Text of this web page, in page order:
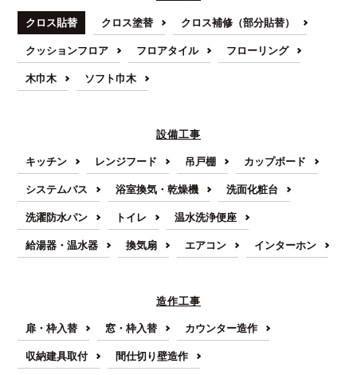
クロス貼替 クロス塗替 クロス補修（部分貼替）
クッションフロア フロアタイル フローリング
木巾木 ソフト巾木
設備工事
キッチン レンジフード 吊戸棚 カップボード
システムバス 浴室換気・乾燥機 洗面化粧台
洗濯防水パン トイレ 温水洗浄便座
給湯器・温水器 換気扇 エアコン インターホン
造作工事
扉・枠入替 窓・枠入替 カウンター造作
収納建具取付 間仕切り壁造作